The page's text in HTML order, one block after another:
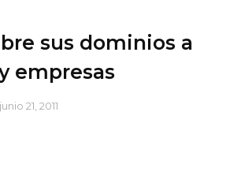
sus dominios a
empresas
junio 21, 2011